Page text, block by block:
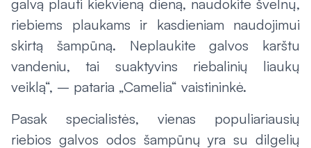
galvą plauti kiekvieną dieną, naudokite švelnų,
riebiems plaukams ir kasdieniam naudojimui
skirtą šampūną. Neplaukite galvos karštu
vandeniu, tai suaktyvins riebalinių liaukų
veiklą“, – pataria „Camelia“ vaistininkė.
Pasak specialistės, vienas populiariausių
riebios galvos odos šampūnų yra su dilgelių